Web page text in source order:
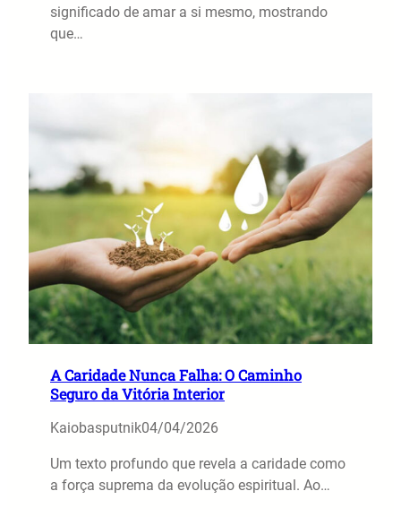
significado de amar a si mesmo, mostrando
que…
A Caridade Nunca Falha: O Caminho
Seguro da Vitória Interior
Kaiobasputnik04/04/2026
Um texto profundo que revela a caridade como
a força suprema da evolução espiritual. Ao…